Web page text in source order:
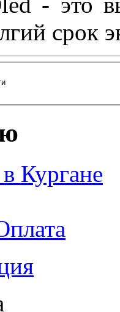
срок
Кургане